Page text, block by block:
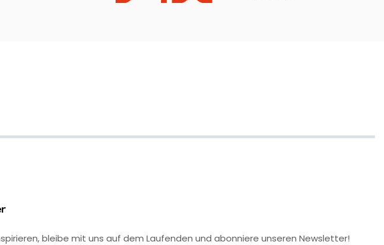
bleibe mit uns auf dem Laufenden und abonniere unseren Newsletter!